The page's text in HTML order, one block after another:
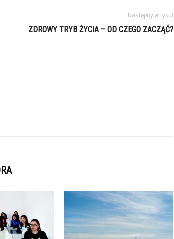
Następny artykuł
ZDROWY TRYB ŻYCIA – OD CZEGO ZACZĄĆ?